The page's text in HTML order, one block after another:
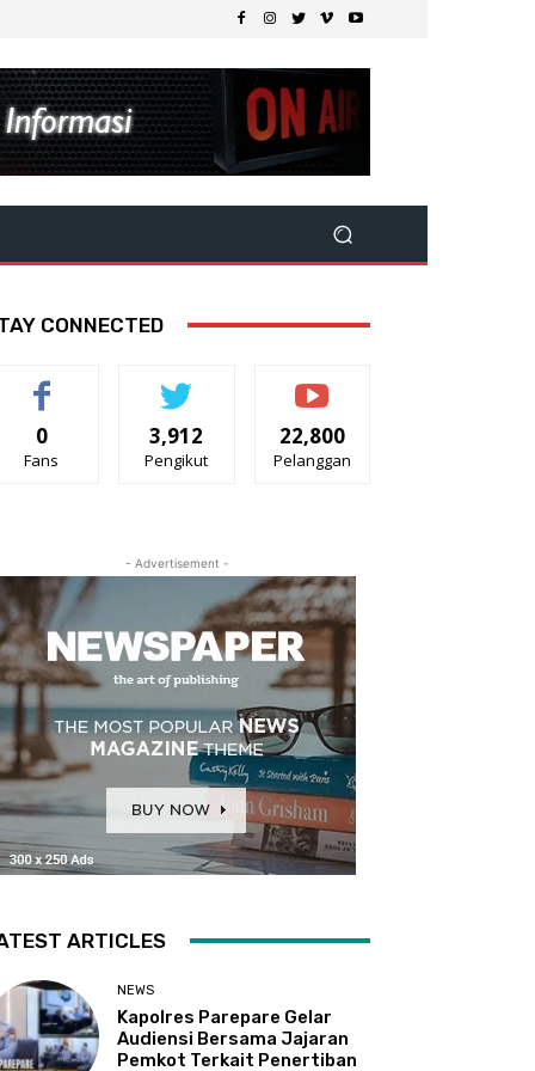
CONNECTED
0
Fans
3,912
Pengikut
22,800
Pelanggan
- Advertisement -
ARTICLES
NEWS
Kapolres Parepare Gelar
Audiensi Bersama Jajaran
Pemkot Terkait Penertiban